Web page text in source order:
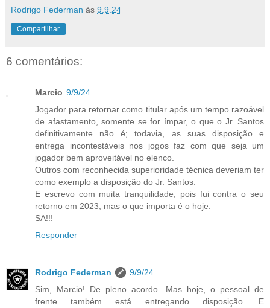
Rodrigo Federman às 9.9.24
Compartilhar
6 comentários:
Marcio 9/9/24
Jogador para retornar como titular após um tempo razoável
de afastamento, somente se for ímpar, o que o Jr. Santos
definitivamente não é; todavia, as suas disposição e
entrega incontestáveis nos jogos faz com que seja um
jogador bem aproveitável no elenco.
Outros com reconhecida superioridade técnica deveriam ter
como exemplo a disposição do Jr. Santos.
E escrevo com muita tranquilidade, pois fui contra o seu
retorno em 2023, mas o que importa é o hoje.
SA!!!
Responder
Rodrigo Federman
9/9/24
Sim, Marcio! De pleno acordo. Mas hoje, o pessoal de
frente também está entregando disposição. E